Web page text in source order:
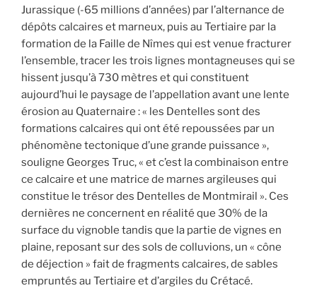
Jurassique (-65 millions d’années) par l’alternance de
dépôts calcaires et marneux, puis au Tertiaire par la
formation de la Faille de Nîmes qui est venue fracturer
l’ensemble, tracer les trois lignes montagneuses qui se
hissent jusqu’à 730 mètres et qui constituent
aujourd’hui le paysage de l’appellation avant une lente
érosion au Quaternaire : « les Dentelles sont des
formations calcaires qui ont été repoussées par un
phénomène tectonique d’une grande puissance »,
souligne Georges Truc, « et c’est la combinaison entre
ce calcaire et une matrice de marnes argileuses qui
constitue le trésor des Dentelles de Montmirail ». Ces
dernières ne concernent en réalité que 30% de la
surface du vignoble tandis que la partie de vignes en
plaine, reposant sur des sols de colluvions, un « cône
de déjection » fait de fragments calcaires, de sables
empruntés au Tertiaire et d’argiles du Crétacé.